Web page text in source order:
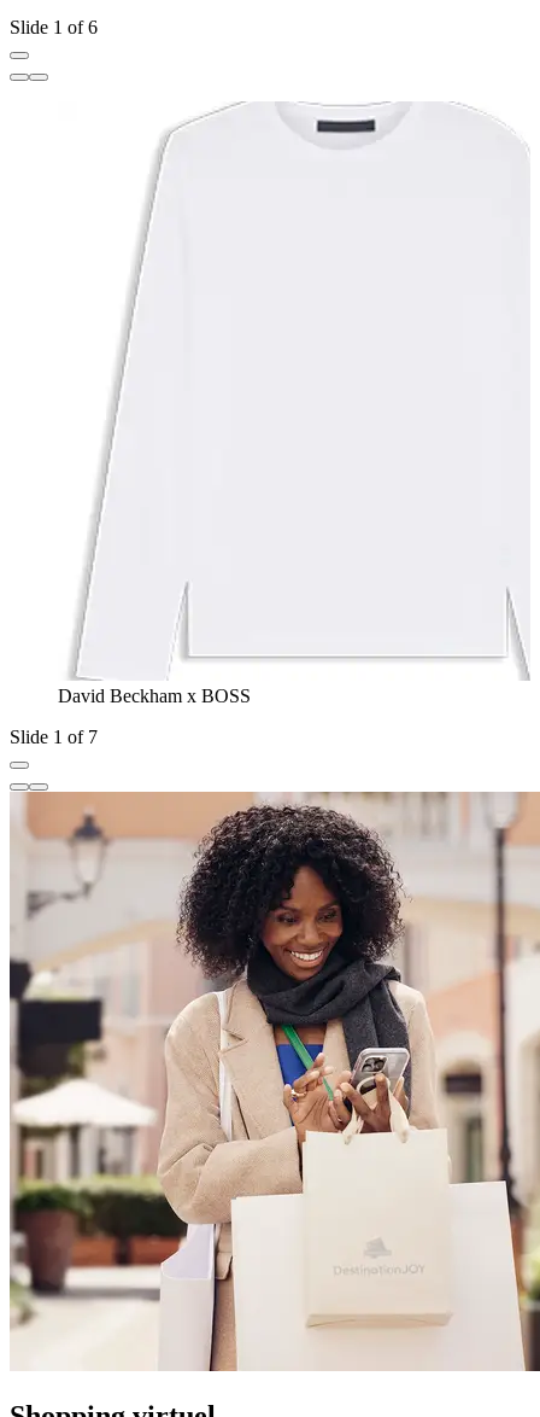
Slide 1 of 6
David Beckham x BOSS
Slide 1 of 7